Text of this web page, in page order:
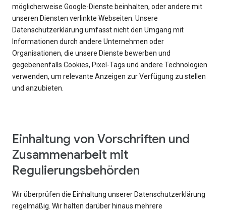
möglicherweise Google-Dienste beinhalten, oder andere mit
unseren Diensten verlinkte Webseiten. Unsere
Datenschutzerklärung umfasst nicht den Umgang mit
Informationen durch andere Unternehmen oder
Organisationen, die unsere Dienste bewerben und
gegebenenfalls Cookies, Pixel-Tags und andere Technologien
verwenden, um relevante Anzeigen zur Verfügung zu stellen
und anzubieten.
Einhaltung von Vorschriften und
Zusammenarbeit mit
Regulierungsbehörden
Wir überprüfen die Einhaltung unserer Datenschutzerklärung
regelmäßig. Wir halten darüber hinaus mehrere